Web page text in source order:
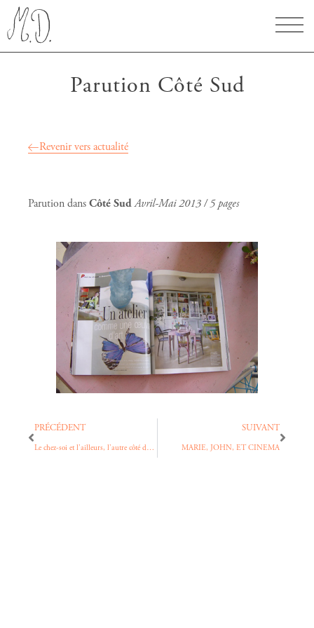
Parution Côté Sud
Revenir vers actualité
Parution dansCôté SudAvril-Mai 2013 / 5 pages
PRÉCÉDENT
Le chez-soi et l’ailleurs, l’autre côté du rêve,
SUIVANT
MARIE, JOHN, ET CINEMA